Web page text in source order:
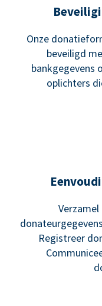
Onze
beveiligd
bankgegevens
oplichters
Registreer